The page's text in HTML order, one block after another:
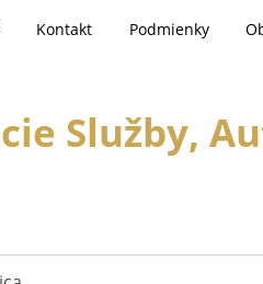
Kontakt Podmienky
Služby,